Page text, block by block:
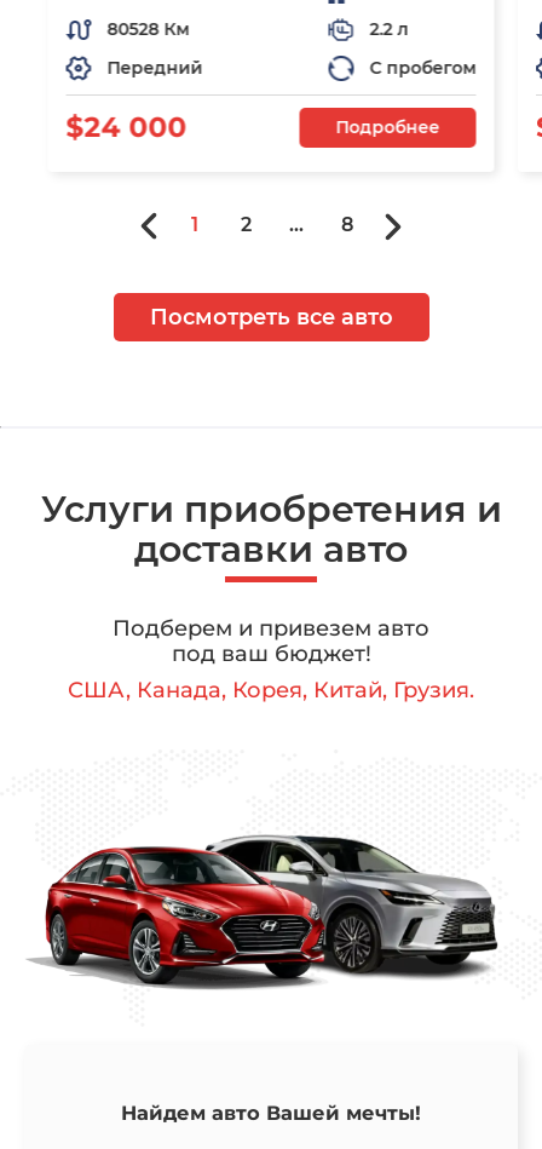
80528 Км
2.2 л
Передний
С пробегом
$24 000 Подробнее
1 2 ... 8
Посмотреть все авто
Услуги приобретения и
доставки авто
Подберем и привезем авто
под ваш бюджет!
США, Канада, Корея, Китай, Грузия.
Найдем авто Вашей мечты!